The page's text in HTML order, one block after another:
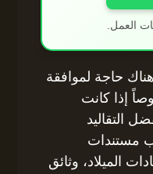
العمل.
حاجة لموافقة
إذا كانت
التقاليد
مستندات
الميلاد، وثائق